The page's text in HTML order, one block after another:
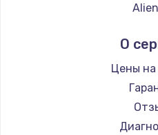
О
Цены на